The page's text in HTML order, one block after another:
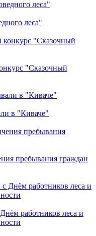
леса"
"Сказочный
в "Киваче"
пребывания граждан
работников леса и